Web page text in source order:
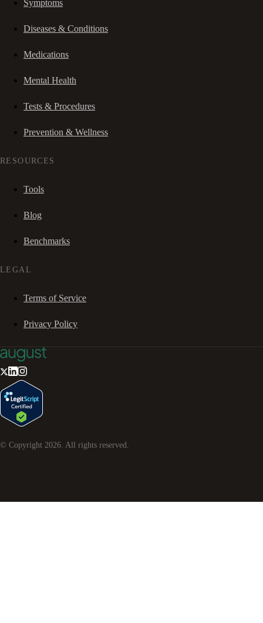
Symptoms
Diseases & Conditions
Medications
Mental Health
Tests & Procedures
Prevention & Wellness
RESOURCES
Tools
Blog
Benchmarks
LEGAL
Terms of Service
Privacy Policy
© Copyright 2026 . All rights reserved.